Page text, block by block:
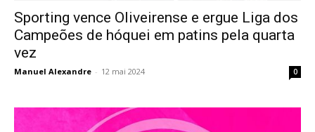
Sporting vence Oliveirense e ergue Liga dos
Campeões de hóquei em patins pela quarta
vez
Manuel Alexandre - 12 mai 2024 0